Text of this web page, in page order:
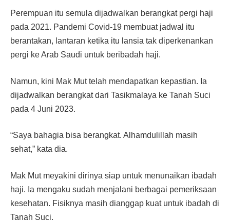
Perempuan itu semula dijadwalkan berangkat pergi haji
pada 2021. Pandemi Covid-19 membuat jadwal itu
berantakan, lantaran ketika itu lansia tak diperkenankan
pergi ke Arab Saudi untuk beribadah haji.
Namun, kini Mak Mut telah mendapatkan kepastian. Ia
dijadwalkan berangkat dari Tasikmalaya ke Tanah Suci
pada 4 Juni 2023.
“Saya bahagia bisa berangkat. Alhamdulillah masih
sehat,” kata dia.
Mak Mut meyakini dirinya siap untuk menunaikan ibadah
haji. Ia mengaku sudah menjalani berbagai pemeriksaan
kesehatan. Fisiknya masih dianggap kuat untuk ibadah di
Tanah Suci.